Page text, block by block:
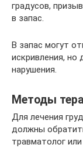
градусов,
в запас.
В запас могут
искривления,
нарушения.
Методы
Для лечения
должны
травматолог